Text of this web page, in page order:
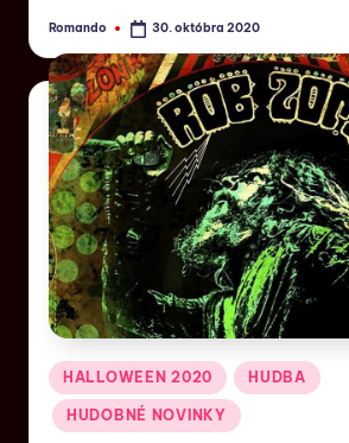
Romando 30. októbra 2020
HALLOWEEN 2020 HUDBA
HUDOBNÉ NOVINKY